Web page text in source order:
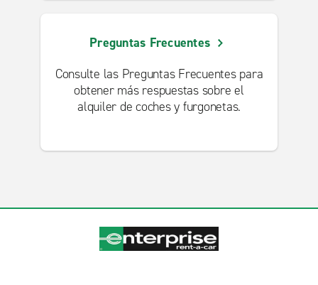
Preguntas Frecuentes
Consulte las Preguntas Frecuentes para
obtener más respuestas sobre el
alquiler de coches y furgonetas.